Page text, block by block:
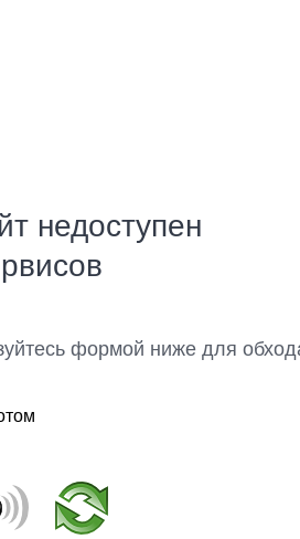
недоступен
формой ниже для